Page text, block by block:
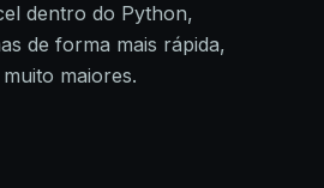
dentro do Python,
de forma mais rápida,
maiores.